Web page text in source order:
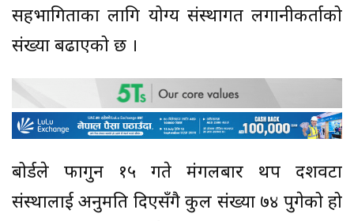
सहभागिताका लागि योग्य संस्थागत लगानीकर्ताको
संख्या बढाएको छ ।
बोर्डले फागुन १५ गते मंगलबार थप दशवटा
संस्थालाई अनुमति दिएसँगै कुल संख्या ७४ पुगेको हो